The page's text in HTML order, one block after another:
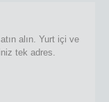
alın. Yurt içi ve
tek adres.